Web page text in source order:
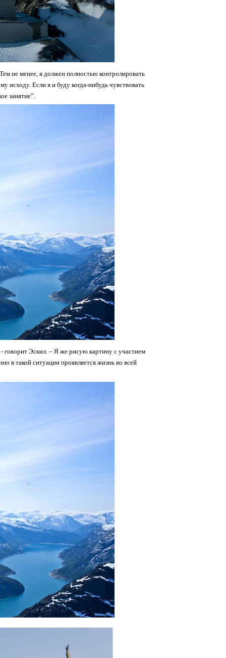
не менее, я должен полностью контролировать
исходу. Если я и буду когда-нибудь чувствовать
занятие”.
говорит Эскил. – Я же рисую картину с участием
в такой ситуации проявляется жизнь во всей